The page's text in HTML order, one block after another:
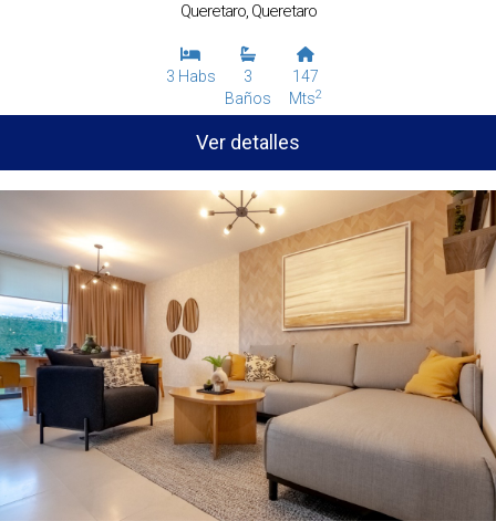
Queretaro, Queretaro
3 Habs
3
Baños
147
Mts2
Ver detalles